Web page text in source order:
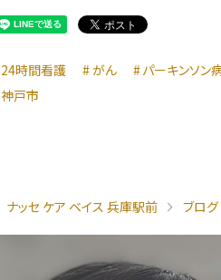
24時間看護 がん パーキンソン
神戸市
ナッセ ケア ベイス 兵庫駅前 ブログ